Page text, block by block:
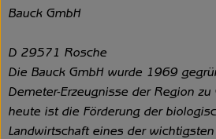
Bauck GmbH
D 29571 Rosche
Die Bauck GmbH wurde 1969
Demeter-Erzeugnisse der Region zu
heute ist die Förderung der
Landwirtschaft eines der